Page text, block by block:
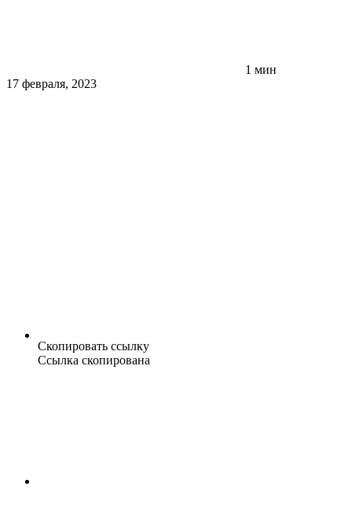
1 мин
17 февраля, 2023
Скопировать ссылку
Ссылка скопирована